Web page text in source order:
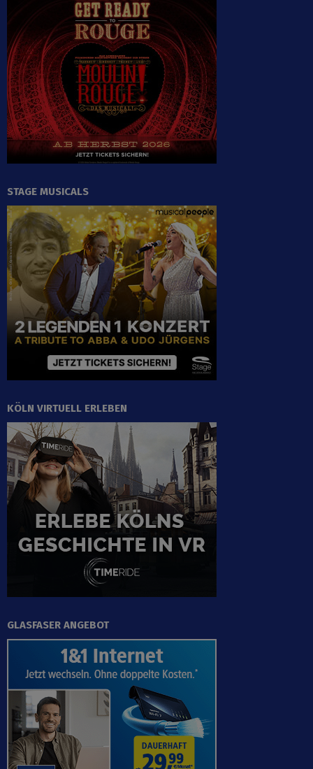
STAGE MUSICALS
KÖLN VIRTUELL ERLEBEN
GLASFASER ANGEBOT